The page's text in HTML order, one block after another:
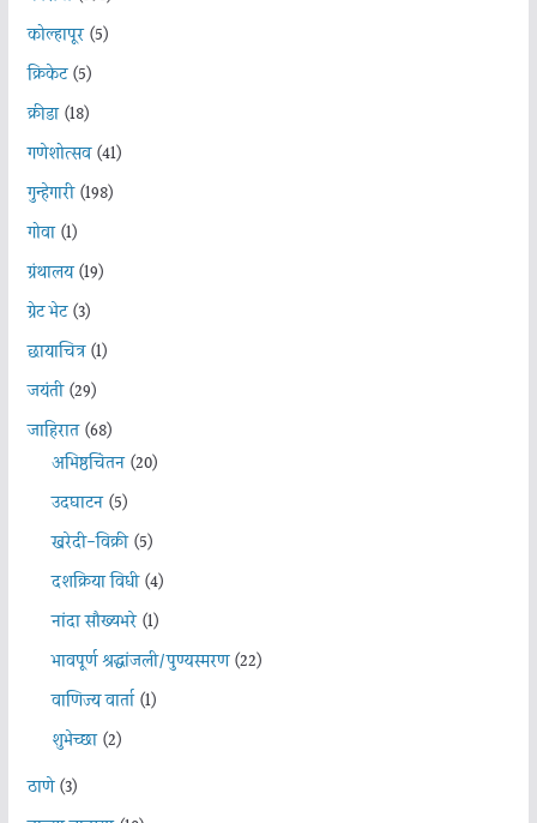
कोल्हापूर(5)
क्रिकेट(5)
क्रीडा(18)
गणेशोत्सव(41)
गुन्हेगारी(198)
गोवा(1)
ग्रंथालय(19)
ग्रेट भेट(3)
छायाचित्र(1)
जयंती(29)
जाहिरात(68)
अभिष्ठचिंतन(20)
उदघाटन(5)
खरेदी-विक्री(5)
दशक्रिया विधी(4)
नांदा सौख्यभरे(1)
भावपूर्ण श्रद्धांजली/पुण्यस्मरण(22)
वाणिज्य वार्ता(1)
शुभेच्छा(2)
ठाणे(3)